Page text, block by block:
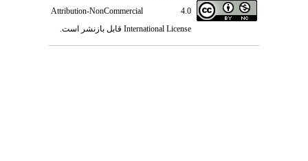
Attribution-NonCommercial 4.0
International License قابل بازنشر است.